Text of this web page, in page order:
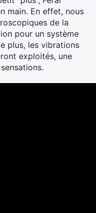
main. En effet, nous
de la
pour un système
plus, les vibrations
exploités, une